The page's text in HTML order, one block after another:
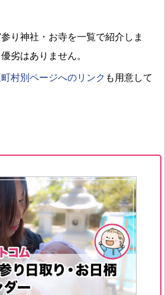
り神社・お寺を一覧で紹介しま
劣はありません。
村別ページへのリンク も用意して